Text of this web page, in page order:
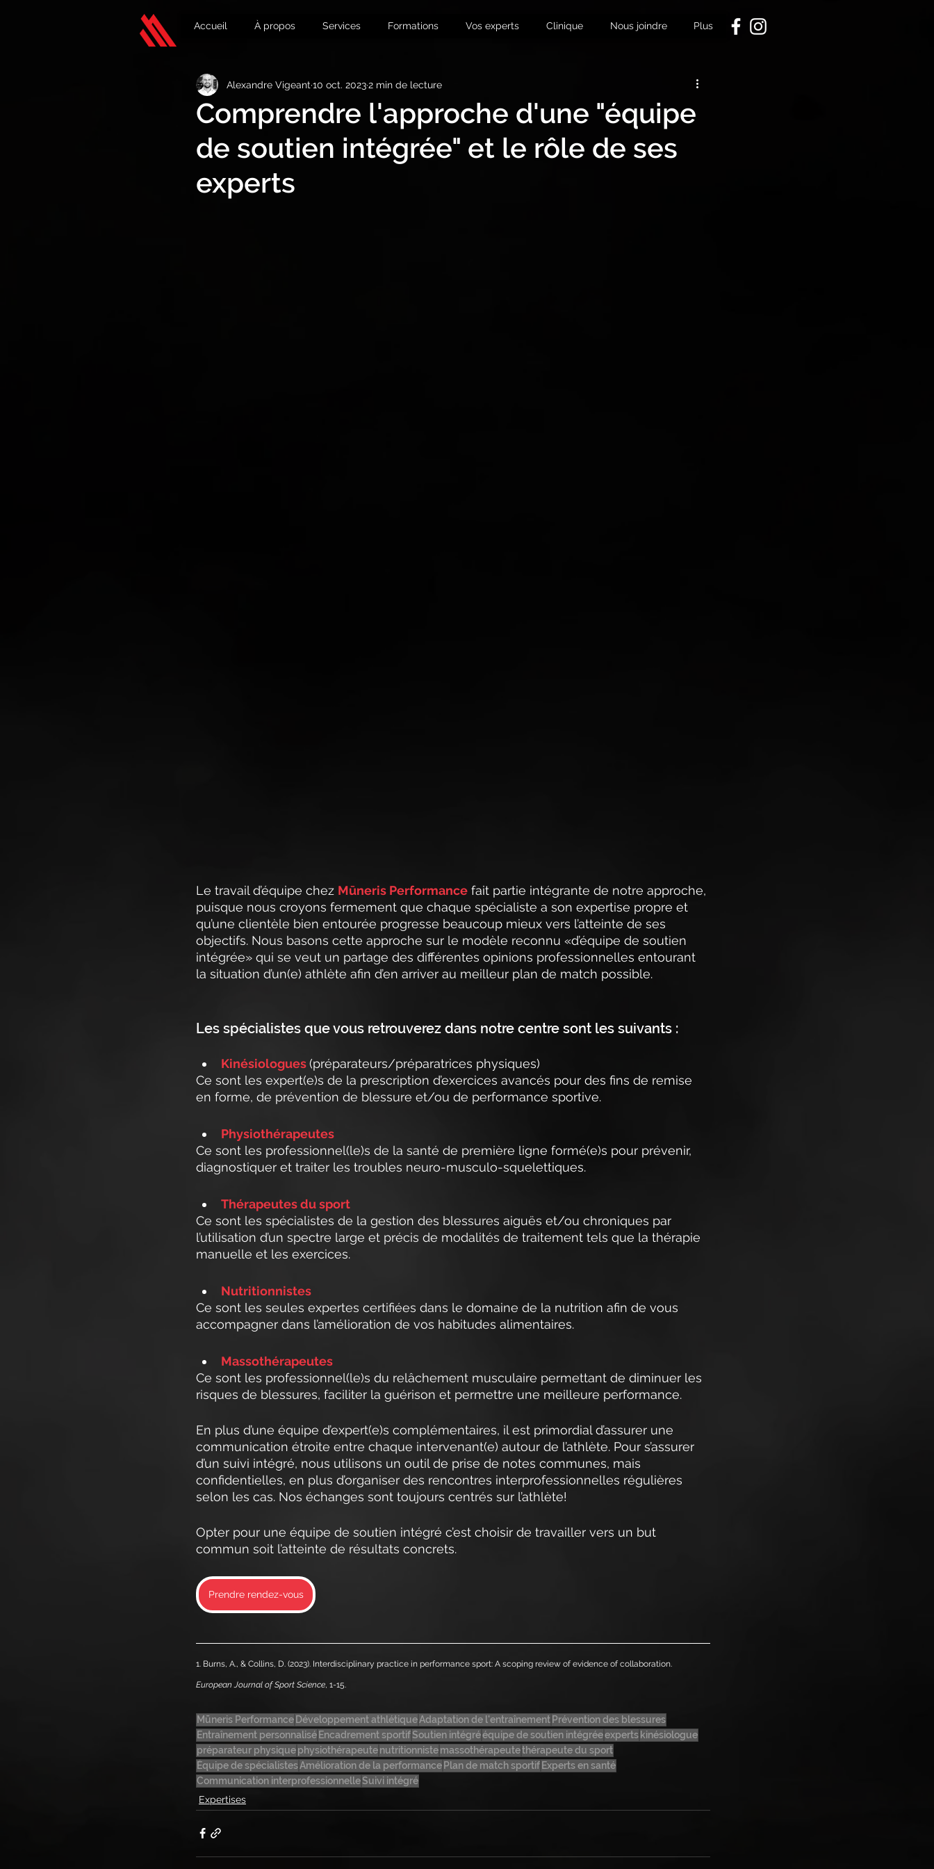
Accueil À propos Services Formations Vos experts Clinique Nous joindre Plus
Comprendre l'approche d'une "équipe
de soutien intégrée" et le rôle de ses
experts
Alexandre Vigeant 10 oct. 20232 min de lecture
Le travail d’équipe chez Mūneris Performance fait partie intégrante de notre approche,
puisque nous croyons fermement que chaque spécialiste a son expertise propre et
qu’une clientèle bien entourée progresse beaucoup mieux vers l’atteinte de ses
objectifs. Nous basons cette approche sur le modèle reconnu «d’équipe de soutien
intégrée» qui se veut un partage des différentes opinions professionnelles entourant
la situation d’un(e) athlète afin d’en arriver au meilleur plan de match possible.
Les spécialistes que vous retrouverez dans notre centre sont les suivants :
Kinésiologues (préparateurs/préparatrices physiques)
Ce sont les expert(e)s de la prescription d’exercices avancés pour des fins de remise
en forme, de prévention de blessure et/ou de performance sportive.
Physiothérapeutes
Ce sont les professionnel(le)s de la santé de première ligne formé(e)s pour prévenir,
diagnostiquer et traiter les troubles neuro-musculo-squelettiques.
Thérapeutes du sport
Ce sont les spécialistes de la gestion des blessures aiguës et/ou chroniques par
l’utilisation d’un spectre large et précis de modalités de traitement tels que la thérapie
manuelle et les exercices.
Nutritionnistes
Ce sont les seules expertes certifiées dans le domaine de la nutrition afin de vous
accompagner dans l’amélioration de vos habitudes alimentaires.
Massothérapeutes
Ce sont les professionnel(le)s du relâchement musculaire permettant de diminuer les
risques de blessures, faciliter la guérison et permettre une meilleure performance.
En plus d’une équipe d’expert(e)s complémentaires, il est primordial d’assurer une
communication étroite entre chaque intervenant(e) autour de l’athlète. Pour s’assurer
d’un suivi intégré, nous utilisons un outil de prise de notes communes, mais
confidentielles, en plus d’organiser des rencontres interprofessionnelles régulières
selon les cas. Nos échanges sont toujours centrés sur l’athlète!
Opter pour une équipe de soutien intégré c’est choisir de travailler vers un but
commun soit l’atteinte de résultats concrets.
Prendre rendez-vous
1. Burns, A., & Collins, D. (2023). Interdisciplinary practice in performance sport: A scoping review of evidence of collaboration.
European Journal of Sport Science, 1-15.
Mūneris Performance Développement athlétiqueAdaptation de l'entraînement Prévention des blessures
Entraînement personnalisé Encadrement sportifSoutien intégrééquipe de soutien intégréeexperts kinésiologue
préparateur physiquephysiothérapeutenutritionnistemassothérapeutethérapeute du sport
Équipe de spécialistesAmélioration de la performance Plan de match sportif Experts en santé
Communication interprofessionnelleSuivi intégré
Expertises